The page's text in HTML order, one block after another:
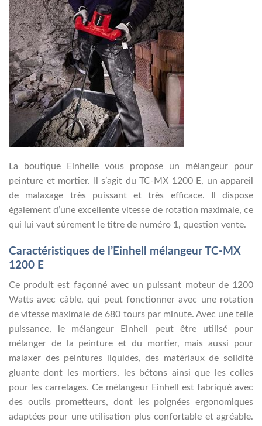
La boutique Einhelle vous propose un mélangeur pour
peinture et mortier. Il s’agit du TC-MX 1200 E, un appareil
de malaxage très puissant et très efficace. Il dispose
également d’une excellente vitesse de rotation maximale, ce
qui lui vaut sûrement le titre de numéro 1, question vente.
Caractéristiques de l’Einhell mélangeur TC-MX
1200 E
Ce produit est façonné avec un puissant moteur de 1200
Watts avec câble, qui peut fonctionner avec une rotation
de vitesse maximale de 680 tours par minute. Avec une telle
puissance, le mélangeur Einhell peut être utilisé pour
mélanger de la peinture et du mortier, mais aussi pour
malaxer des peintures liquides, des matériaux de solidité
gluante dont les mortiers, les bétons ainsi que les colles
pour les carrelages. Ce mélangeur Einhell est fabriqué avec
des outils prometteurs, dont les poignées ergonomiques
adaptées pour une utilisation plus confortable et agréable.